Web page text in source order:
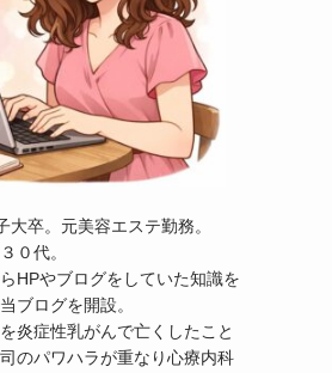
大卒。元美容エステ勤務。
０代。
HPやブログをしていた知識を
ブログを開設。
炎症性乳がんで亡くしたこと
のパワハラが重なり心療内科